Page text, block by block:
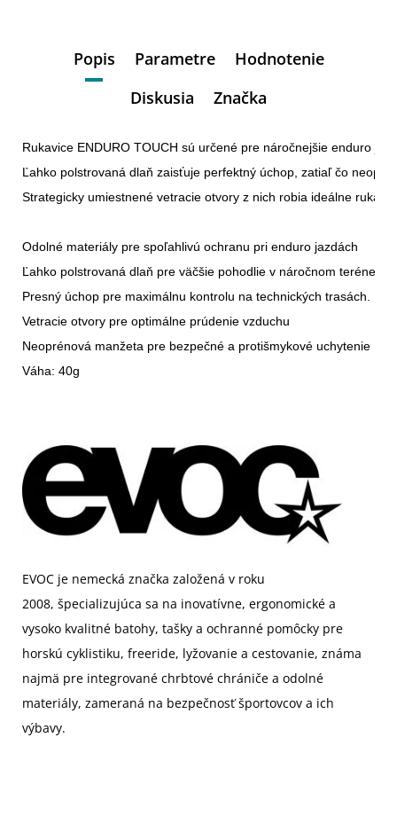
Popis Parametre
Hodnotenie
Diskusia
Značka
Rukavice ENDURO TOUCH sú určené pre náročnejšie enduro
Ľahko polstrovaná dlaň zaisťuje perfektný úchop, zatiaľ čo
Strategicky umiestnené vetracie otvory z nich robia ideálne
Odolné materiály pre spoľahlivú ochranu pri enduro jazdách
Ľahko polstrovaná dlaň pre väčšie pohodlie v náročnom teréne
Presný úchop pre maximálnu kontrolu na technických trasách.
Vetracie otvory pre optimálne prúdenie vzduchu
Neoprénová manžeta pre bezpečné a protišmykové uchytenie
Váha: 40g
EVOC je nemecká značka založená v roku
2008, špecializujúca sa na inovatívne, ergonomické a
vysoko kvalitné batohy, tašky a ochranné pomôcky pre
horskú cyklistiku, freeride, lyžovanie a cestovanie, známa
najmä pre integrované chrbtové chrániče a odolné
materiály, zameraná na bezpečnosť športovcov a ich
výbavy.